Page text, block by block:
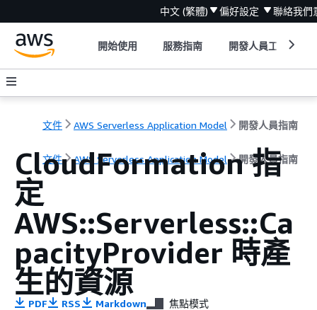
中文 (繁體) 偏好設定 聯絡我們
開始使用 服務指南 開發人員工具
文件 AWS Serverless Application Model 開發人員指南
文件 AWS Serverless Application Model 開發人員指南
CloudFormation 指
定
AWS::Serverless::Ca
pacityProvider 時產
生的資源
PDF RSS Markdown 焦點模式